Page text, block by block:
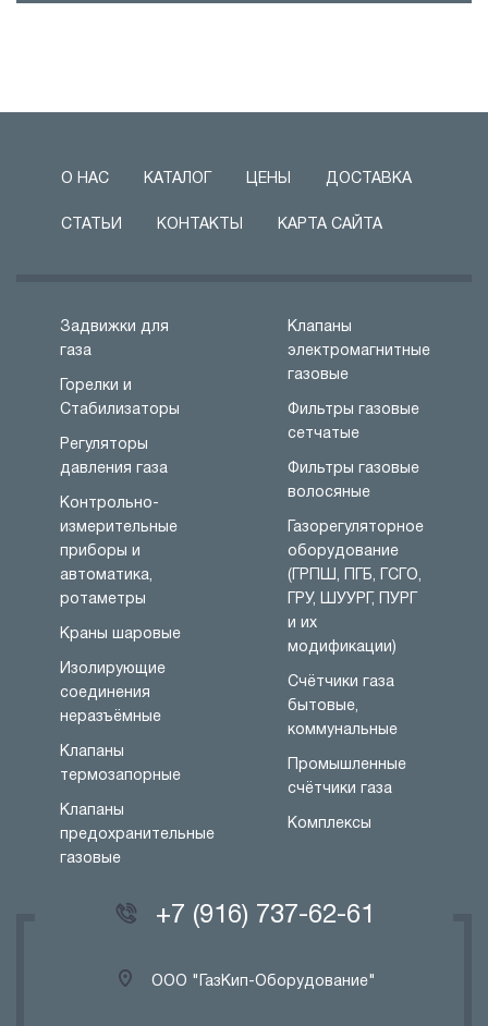
О НАС КАТАЛОГ ЦЕНЫ ДОСТАВКА
СТАТЬИ КОНТАКТЫ КАРТА САЙТА
Задвижки для
газа
Горелки и
Стабилизаторы
Регуляторы
давления газа
Контрольно-
измерительные
приборы и
автоматика,
ротаметры
Краны шаровые
Изолирующие
соединения
неразъёмные
Клапаны
термозапорные
Клапаны
предохранительные
газовые
Клапаны
электромагнитные
газовые
Фильтры газовые
сетчатые
Фильтры газовые
волосяные
Газорегуляторное
оборудование
(ГРПШ, ПГБ, ГСГО,
ГРУ, ШУУРГ, ПУРГ
и их
модификации)
Счётчики газа
бытовые,
коммунальные
Промышленные
счётчики газа
Комплексы
+7 (916) 737-62-61
ООО "ГазКип-Оборудование"